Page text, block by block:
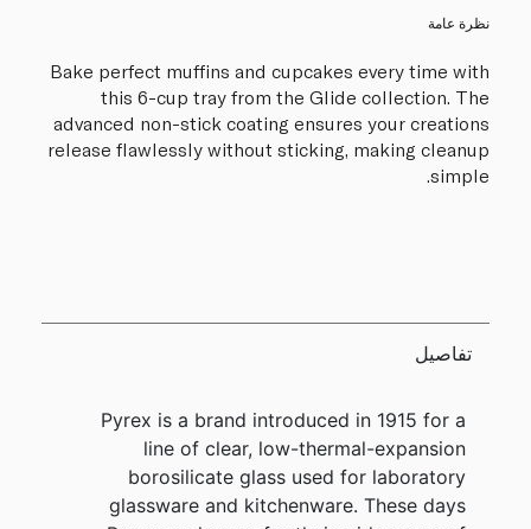
نظرة عامة
Bake perfect muffins and cupcakes every time with
this 6-cup tray from the Glide collection. The
advanced non-stick coating ensures your creations
release flawlessly without sticking, making cleanup
simple.
تفاصيل
Pyrex is a brand introduced in 1915 for a
line of clear, low-thermal-expansion
borosilicate glass used for laboratory
glassware and kitchenware. These days